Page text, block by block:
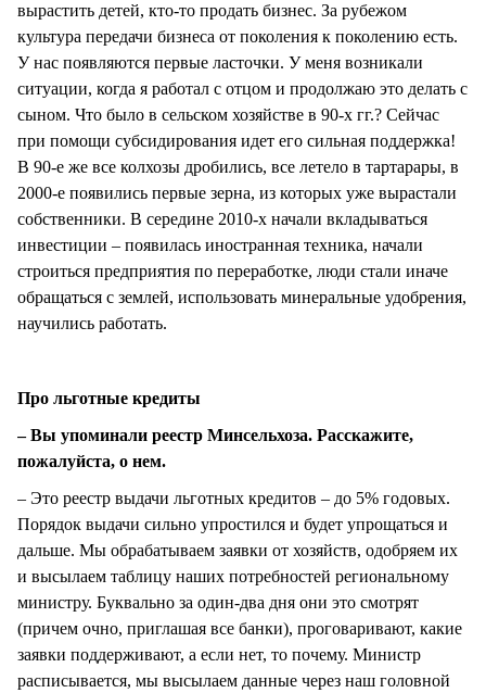
вырастить детей, кто-то продать бизнес. За рубежом
культура передачи бизнеса от поколения к поколению есть.
У нас появляются первые ласточки. У меня возникали
ситуации, когда я работал с отцом и продолжаю это делать с
сыном. Что было в сельском хозяйстве в 90-х гг.? Сейчас
при помощи субсидирования идет его сильная поддержка!
В 90-е же все колхозы дробились, все летело в тартарары, в
2000-е появились первые зерна, из которых уже вырастали
собственники. В середине 2010-х начали вкладываться
инвестиции – появилась иностранная техника, начали
строиться предприятия по переработке, люди стали иначе
обращаться с землей, использовать минеральные удобрения,
научились работать.
Про льготные кредиты
– Вы упоминали реестр Минсельхоза. Расскажите,
пожалуйста, о нем.
– Это реестр выдачи льготных кредитов – до 5% годовых.
Порядок выдачи сильно упростился и будет упрощаться и
дальше. Мы обрабатываем заявки от хозяйств, одобряем их
и высылаем таблицу наших потребностей региональному
министру. Буквально за один-два дня они это смотрят
(причем очно, приглашая все банки), проговаривают, какие
заявки поддерживают, а если нет, то почему. Министр
расписывается, мы высылаем данные через наш головной